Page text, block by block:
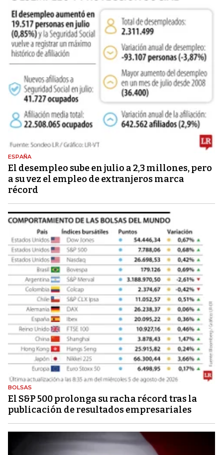
ESPAÑA
El desempleo sube en julio a 2,3 millones, pero
a su vez el empleo de extranjeros marca
récord
BOLSAS
El S&P 500 prolonga su racha récord tras la
publicación de resultados empresariales